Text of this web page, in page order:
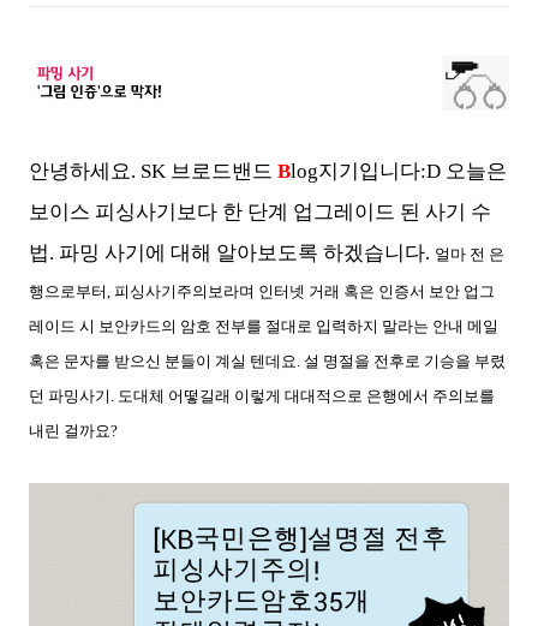
안녕하세요. SK 브로드밴드 Blog지기입니다:D 오늘은
보이스 피싱사기보다 한 단계 업그레이드 된 사기 수
법. 파밍 사기에 대해 알아보도록 하겠습니다. 얼마 전 은
행으로부터, 피싱사기주의보라며 인터넷 거래 혹은 인증서 보안 업그
레이드 시 보안카드의 암호 전부를 절대로 입력하지 말라는 안내 메일
혹은 문자를 받으신 분들이 계실 텐데요. 설 명절을 전후로 기승을 부렸
던 파밍사기. 도대체 어떻길래 이렇게 대대적으로 은행에서 주의보를
내린 걸까요?